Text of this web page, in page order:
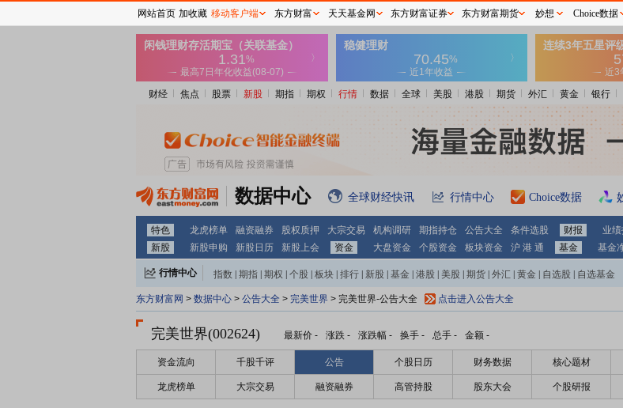
财经 焦点 股票 新股 期指 期权 行情 数据 全球 美股 港股 期货 外汇 黄金 银行
数据中心 全球财经快讯 行情中心 Choice数据
特色 龙虎榜单 融资融券 股权质押 大宗交易 机构调研 期指持仓 公告大全 条件选股 财报 业
新股
新股申购 新股日历 新股上会 资金 大盘资金 个股资金 板块资金 沪 港 通 基金 基金
行情中心 指数 期指 期权 个股 板块 排行 新股 基金 港股 美股 期货 外汇 黄金 自选股 自选基金
东方财富网 > 数据中心 > 公告大全 > 完美世界 > 完美世界-公告大全 点击进入公告大全
完美世界(002624) 最新价 - 涨跌 - 涨跌幅 - 换手 - 总手 - 金额 -
资金流向 千股千评 公告 个股日历 财务数据 核心题材
龙虎榜单 大宗交易 融资融券 高管持股 股东大会 个股研报
网站首页 加收藏 移动客户端 东方财富 天天基金网 东方财富证券 东方财富期货 妙想 Choice数据